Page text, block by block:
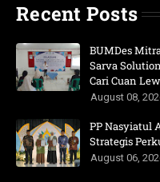
Recent Posts
BUMDes
Sarva
Cari Cuan
August 08,
PP Nasyiatul
Strategis
August 06,